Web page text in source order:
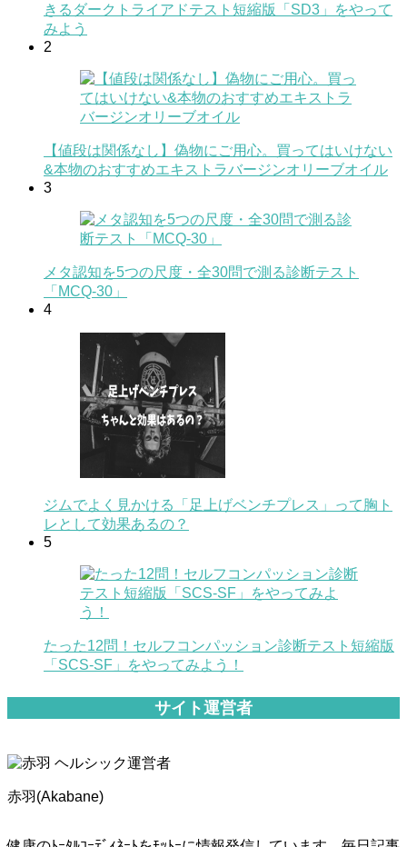
きるダークトライアドテスト短縮版「SD3」をやって
みよう
2
【値段は関係なし】偽物にご用心。買ってはいけない
&本物のおすすめエキストラバージンオリーブオイル
3
メタ認知を5つの尺度・全30問で測る診断テスト
「MCQ-30」
4
ジムでよく見かける「足上げベンチプレス」って胸ト
レとして効果あるの？
5
たった12問！セルフコンパッション診断テスト短縮版
「SCS-SF」をやってみよう！
サイト運営者
赤羽(Akabane)